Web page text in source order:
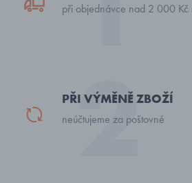
při objednávce nad 2 000
PŘI VÝMĚNĚ ZBOŽÍ
neúčtujeme za poštovné